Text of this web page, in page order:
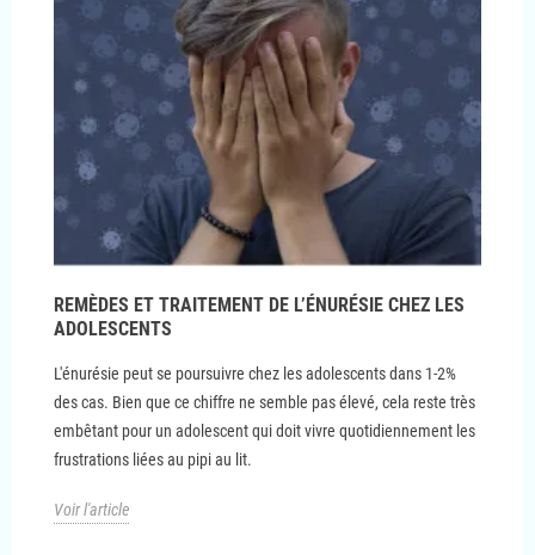
REMÈDES ET TRAITEMENT DE L’ÉNURÉSIE CHEZ LES
ADOLESCENTS
L'énurésie peut se poursuivre chez les adolescents dans 1-2%
des cas. Bien que ce chiffre ne semble pas élevé, cela reste très
embêtant pour un adolescent qui doit vivre quotidiennement les
frustrations liées au pipi au lit.
Voir l'article